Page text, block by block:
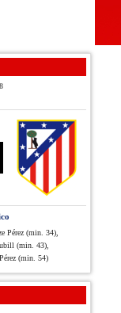
Pérez (min. 34),
(min. 43),
(min. 54)